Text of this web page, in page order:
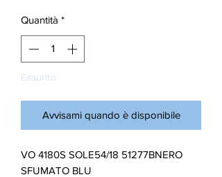
Quantità *
Esaurito
Avvisami quando è disponibile
VO 4180S SOLE54/18 51277BNERO
SFUMATO BLU